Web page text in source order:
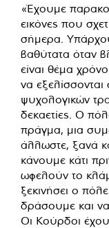
«Έχουμε
εικόνες που
σήμερα.
βαθύτατα όταν
είναι θέμα
να εξελίσσονται
ψυχολογικών
δεκαετίες. Ο
πράγμα, μια
άλλωστε, ξανά
κάνουμε κάτι
ωφελούν το
ξεκινήσει ο
δράσουμε και
Οι Κούρδοι